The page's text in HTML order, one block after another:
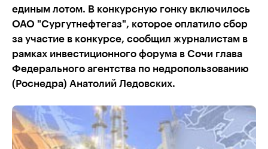
единым лотом. В конкурсную гонку включилось
ОАО "Сургутнефтегаз", которое оплатило сбор
за участие в конкурсе, сообщил журналистам в
рамках инвестиционного форума в Сочи глава
Федерального агентства по недропользованию
(Роснедра) Анатолий Ледовских.